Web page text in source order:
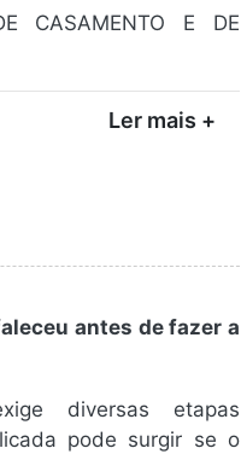
CASAMENTO E DE
Ler mais +
antes de fazer a
diversas etapas
pode surgir se o